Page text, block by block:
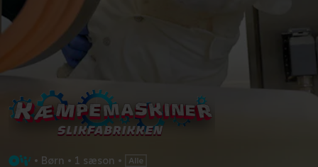
• Børn • 1 sæson •